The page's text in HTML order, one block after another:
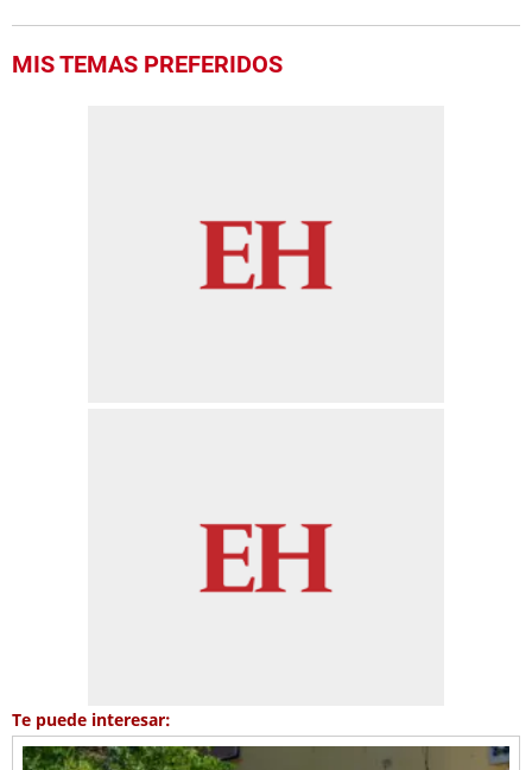
MIS TEMAS PREFERIDOS
Te puede interesar: